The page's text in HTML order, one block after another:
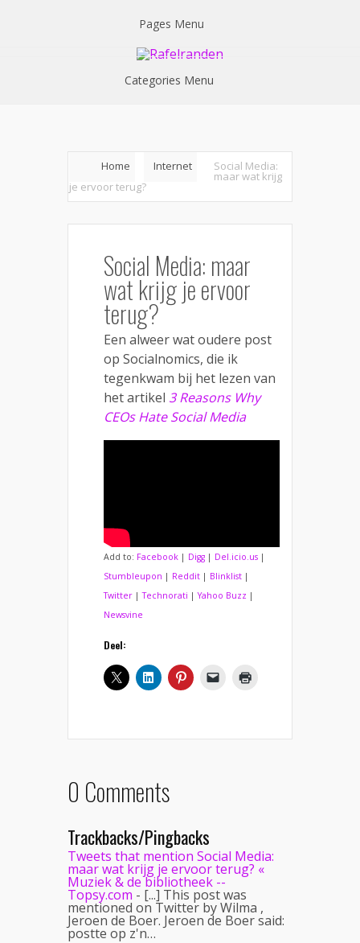
Pages Menu
Categories Menu
Home Internet Social Media:
maar wat krijg
je ervoor terug?
Social Media: maar
wat krijg je ervoor
terug?
Een alweer wat oudere post
op Socialnomics, die ik
tegenkwam bij het lezen van
het artikel 3 Reasons Why
CEOs Hate Social Media
Add to: Facebook | Digg | Del.icio.us |
Stumbleupon | Reddit | Blinklist |
Twitter |Technorati |Yahoo Buzz |
Newsvine
Deel:
0 Comments
Trackbacks/Pingbacks
Tweets that mention Social Media:
maar wat krijg je ervoor terug? «
Muziek & de bibliotheek --
Topsy.com - [...] This post was
mentioned on Twitter by Wilma ,
Jeroen de Boer. Jeroen de Boer said:
postte op z'n…